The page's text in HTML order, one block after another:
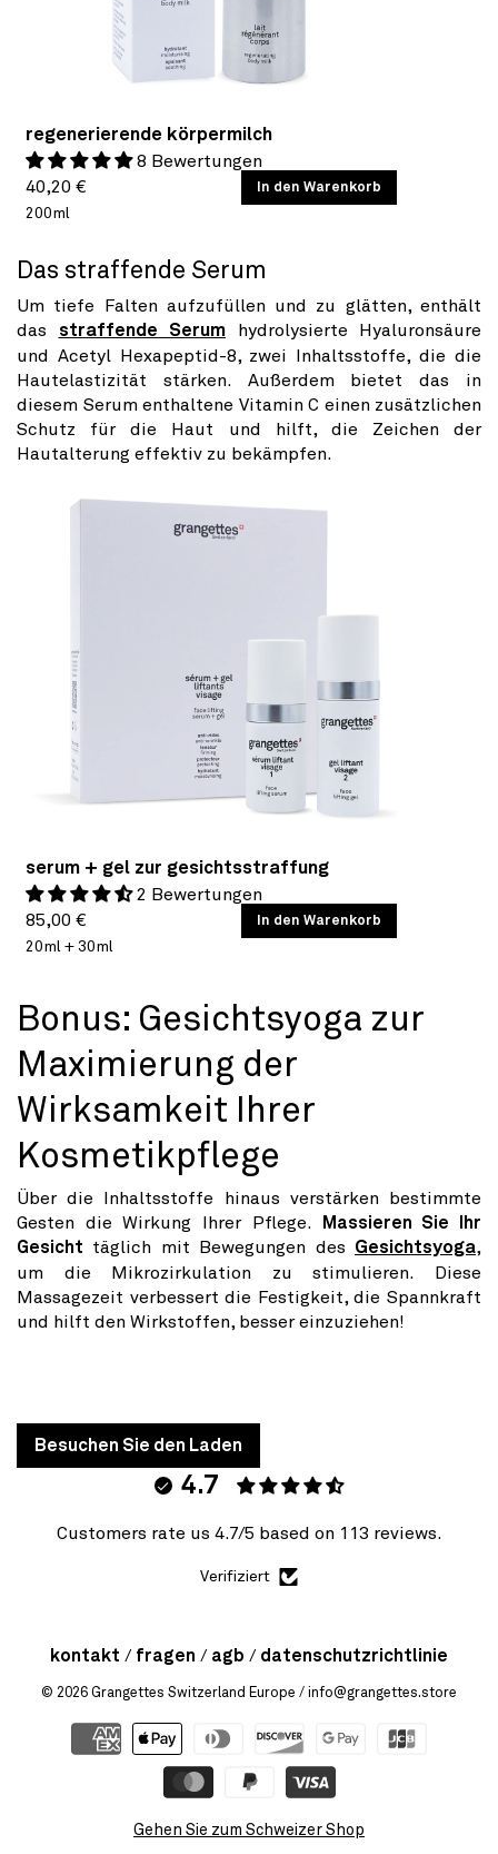
regenerierende körpermilch
8 Bewertungen
Normaler
Preis
40,20 €
GRUNDPREIS
/
200ml
In den Warenkorb
Das straffende Serum
Um tiefe Falten aufzufüllen und zu glätten, enthält
das straffende Serum hydrolysierte Hyaluronsäure
und Acetyl Hexapeptid-8, zwei Inhaltsstoffe, die die
Hautelastizität stärken. Außerdem bietet das in
diesem Serum enthaltene Vitamin C einen zusätzlichen
Schutz für die Haut und hilft, die Zeichen der
Hautalterung effektiv zu bekämpfen.
serum + gel zur gesichtsstraffung
2 Bewertungen
Normaler
Preis
85,00 €
GRUNDPREIS
/
20ml + 30ml
In den Warenkorb
Bonus: Gesichtsyoga zur
Maximierung der
Wirksamkeit Ihrer
Kosmetikpflege
Über die Inhaltsstoffe hinaus verstärken bestimmte
Gesten die Wirkung Ihrer Pflege.
Massieren Sie Ihr
Gesicht täglich mit Bewegungen des Gesichtsyoga,
um die Mikrozirkulation zu stimulieren. Diese
Massagezeit verbessert die Festigkeit, die Spannkraft
und hilft den Wirkstoffen, besser einzuziehen!
Besuchen Sie den Laden
4.7
Customers rate us 4.7/5 based on 113 reviews.
Verifiziert
kontakt fragen agb datenschutzrichtlinie
© 2026 Grangettes Switzerland Europe / info@grangettes.store
Gehen Sie zum Schweizer Shop